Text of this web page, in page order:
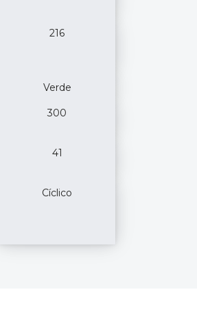
216
Verde
300
41
Cíclico